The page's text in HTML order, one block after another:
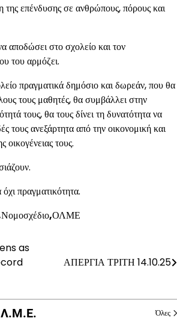
επένδυσης σε ανθρώπους, πόρους και
αποδώσει στο σχολείο και τον
του αρμόζει.
πραγματικά δημόσιο και δωρεάν, που θα
τους μαθητές, θα συμβάλλει στην
τους, θα τους δίνει τη δυνατότητα να
τους ανεξάρτητα από την οικονομική και
οικογένειας τους.
πραγματικότητα.
Νομοσχέδιο,ΟΛΜΕ
as
ΑΠΕΡΓΙΑ ΤΡΙΤΗ 14.10.25
Όλες